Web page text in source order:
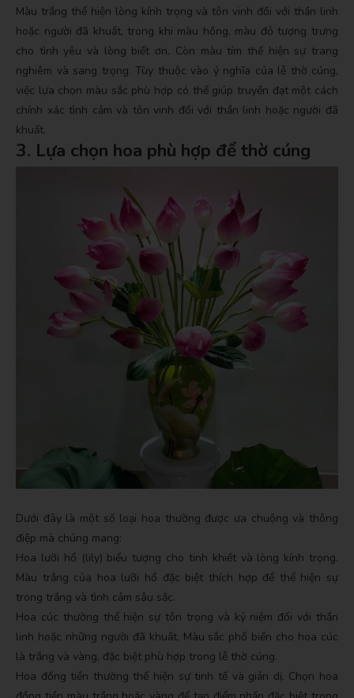
Màu trắng thể hiện lòng kính trọng và tôn vinh đối với thần linh
hoặc người đã khuất, trong khi màu hồng, màu đỏ tượng trưng
cho tình yêu và lòng biết ơn. Còn màu tím thể hiện sự trang
nghiêm và sang trọng. Tùy thuộc vào ý nghĩa của lễ thờ cúng,
việc lựa chọn màu sắc phù hợp có thể giúp truyền đạt một cách
chính xác tình cảm và tôn vinh đối với thần linh hoặc người đã
khuất.
3. Lựa chọn hoa phù hợp để thờ cúng
Dưới đây là một số loại hoa thường được ưa chuộng và thông
điệp mà chúng mang:
Hoa lưỡi hổ (lily) biểu tượng cho tinh khiết và lòng kính trọng.
Màu trắng của hoa lưỡi hổ đặc biệt thích hợp để thể hiện sự
trong trắng và tình cảm sâu sắc.
Hoa cúc thường thể hiện sự tôn trọng và kỷ niệm đối với thần
linh hoặc những người đã khuất. Màu sắc phổ biến cho hoa cúc
là trắng và vàng, đặc biệt phù hợp trong lễ thờ cúng.
Hoa đồng tiền thường thể hiện sự tinh tế và giản dị. Chọn hoa